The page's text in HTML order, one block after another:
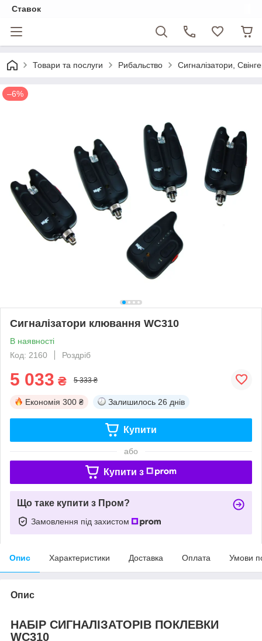
Ставок
Товари та послуги Рибальство Сигналізатори,
–6%
Сигналізатори клювання WC310
В наявності
Код: 2160
Роздріб
5 033 ₴ 5 333 ₴
Економія 300 ₴ Залишилось 26 днів
Купити
або
Купити з
Що таке купити з Пром?
Замовлення під захистом
Опис Характеристики Доставка Оплата Умови
Опис
НАБІР СИГНАЛІЗАТОРІВ ПОКЛЕВКИ
WC310